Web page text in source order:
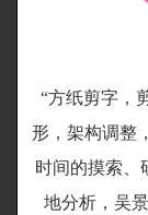
“方纸剪字，
形，架构调整
时间的摸索、
地分析，吴